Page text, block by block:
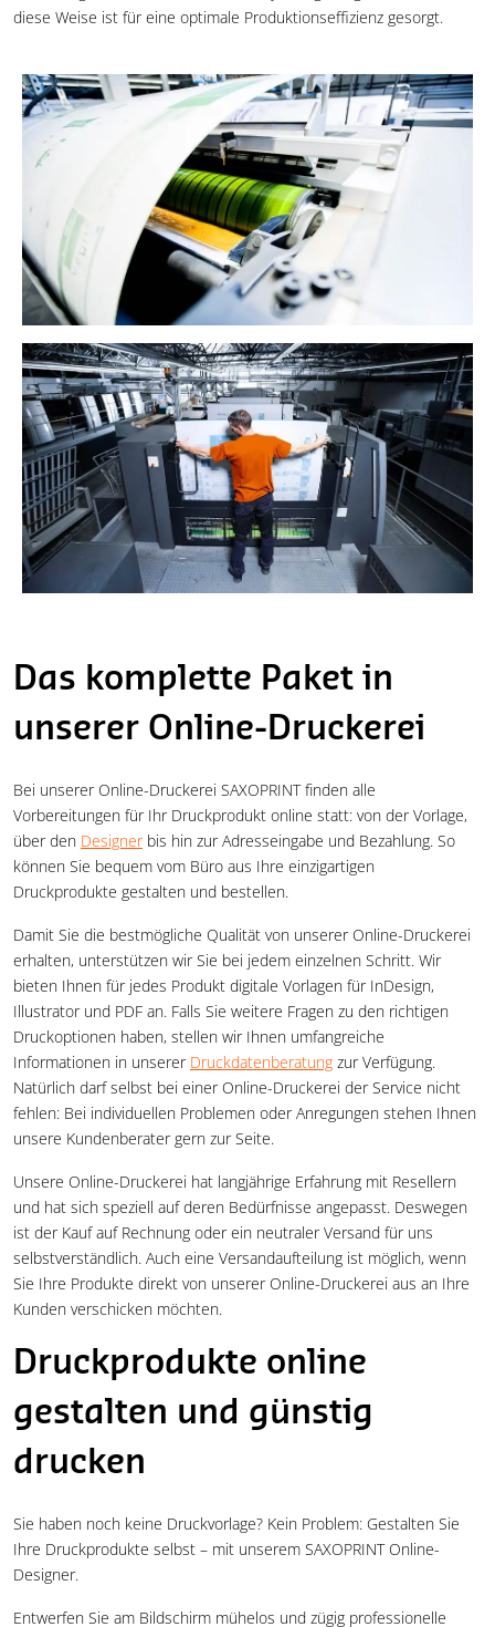
diese Weise ist für eine optimale Produktionseffizienz gesorgt.
Das komplette Paket in
unserer Online-Druckerei
Bei unserer Online-Druckerei SAXOPRINT finden alle
Vorbereitungen für Ihr Druckprodukt online statt: von der Vorlage,
über den Designerbis hin zur Adresseingabe und Bezahlung. So
können Sie bequem vom Büro aus Ihre einzigartigen
Druckprodukte gestalten und bestellen.
Damit Sie die bestmögliche Qualität von unserer Online-Druckerei
erhalten, unterstützen wir Sie bei jedem einzelnen Schritt. Wir
bieten Ihnen für jedes Produkt digitale Vorlagen für InDesign,
Illustrator und PDF an. Falls Sie weitere Fragen zu den richtigen
Druckoptionen haben, stellen wir Ihnen umfangreiche
Informationen in unserer Druckdatenberatung zur Verfügung.
Natürlich darf selbst bei einer Online-Druckerei der Service nicht
fehlen: Bei individuellen Problemen oder Anregungen stehen Ihnen
unsere Kundenberater gern zur Seite.
Unsere Online-Druckerei hat langjährige Erfahrung mit Resellern
und hat sich speziell auf deren Bedürfnisse angepasst. Deswegen
ist der Kauf auf Rechnung oder ein neutraler Versand für uns
selbstverständlich. Auch eine Versandaufteilung ist möglich, wenn
Sie Ihre Produkte direkt von unserer Online-Druckerei aus an Ihre
Kunden verschicken möchten.
Druckprodukte online
gestalten und günstig
drucken
Sie haben noch keine Druckvorlage? Kein Problem: Gestalten Sie
Ihre Druckprodukte selbst – mit unserem SAXOPRINT Online-
Designer.
Entwerfen Sie am Bildschirm mühelos und zügig professionelle